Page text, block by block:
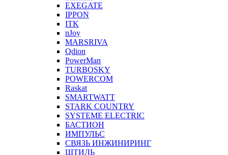
EXEGATE
IPPON
ITK
nJoy
MARSRIVA
Qdion
PowerMan
TURBOSKY
POWERCOM
Raskat
SMARTWATT
STARK COUNTRY
SYSTEME ELECTRIC
БАСТИОН
ИМПУЛЬС
СВЯЗЬ ИНЖИНИРИНГ
ШТИЛЬ